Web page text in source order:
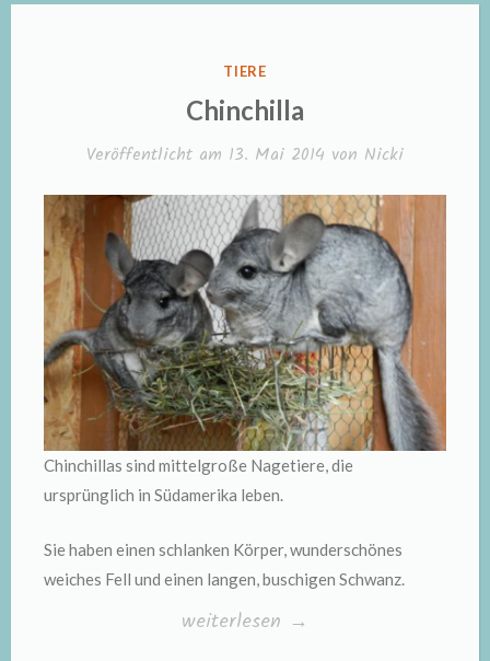
VERÖFFENTLICHT
TIERE
Chinchilla
Veröffentlicht am 13. Mai 2014 von Nicki
Chinchillas sind mittelgroße Nagetiere, die
ursprünglich in Südamerika leben.
Sie haben einen schlanken Körper, wunderschönes
weiches Fell und einen langen, buschigen Schwanz.
„Chinchilla“
weiterlesen →